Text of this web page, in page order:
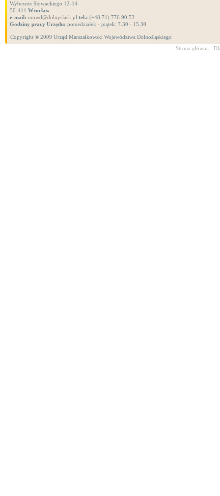
Wybrzeże Słowackiego 12-14
50-411 Wrocław
e-mail: umwd@dolnyslask.pl tel.: (+48 71) 776 90 53
Godziny pracy Urzędu: poniedziałek - piątek: 7.30 - 15.30
Copyright ® 2009 Urząd Marszałkowski Województwa Dolnośląskiego
Strona główna